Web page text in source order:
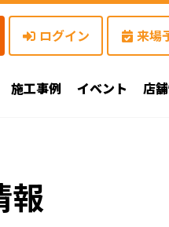
ログイン 来場
施工事例 イベント 店
報